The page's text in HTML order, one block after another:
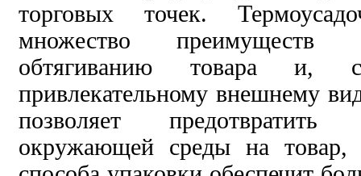
торговых точек.
множество преимуществ
обтягиванию товара и,
привлекательному внешнему
позволяет предотвратить
окружающей среды на товар,